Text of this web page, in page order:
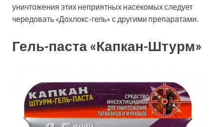
уничтожения этих неприятных насекомых следует
чередовать «Дохлокс-гель» с другими препаратами.
Гель-паста «Капкан-Штурм»